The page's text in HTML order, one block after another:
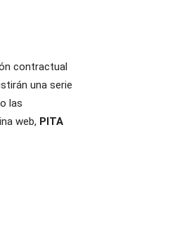
contractual
una serie
las
web, PITA